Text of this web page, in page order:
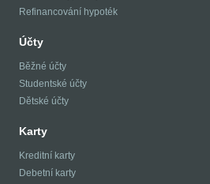
Refinancování hypoték
Účty
Běžné účty
Studentské účty
Dětské účty
Karty
Kreditní karty
Debetní karty